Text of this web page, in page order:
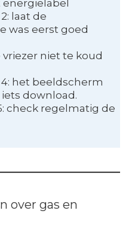
energielabel
laat de
was eerst goed
vriezer niet te koud
4: het beeldscherm
download.
check regelmatig de
over gas en